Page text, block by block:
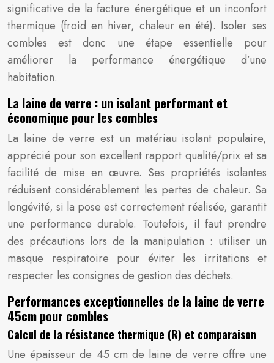
significative de la facture énergétique et un inconfort
thermique (froid en hiver, chaleur en été). Isoler ses
combles est donc une étape essentielle pour
améliorer la performance énergétique d’une
habitation.
La laine de verre : un isolant performant et
économique pour les combles
La laine de verre est un matériau isolant populaire,
apprécié pour son excellent rapport qualité/prix et sa
facilité de mise en œuvre. Ses propriétés isolantes
réduisent considérablement les pertes de chaleur. Sa
longévité, si la pose est correctement réalisée, garantit
une performance durable. Toutefois, il faut prendre
des précautions lors de la manipulation : utiliser un
masque respiratoire pour éviter les irritations et
respecter les consignes de gestion des déchets.
Performances exceptionnelles de la laine de verre
45cm pour combles
Calcul de la résistance thermique (R) et comparaison
Une épaisseur de 45 cm de laine de verre offre une